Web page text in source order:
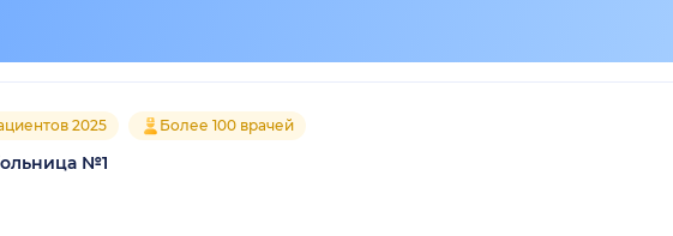
2025 Более 100 врачей
№1